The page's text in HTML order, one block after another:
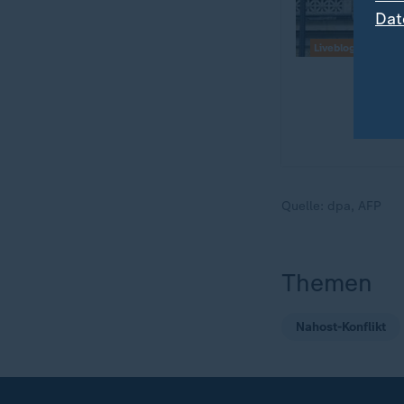
Liveblog
Themen
Nahost-Konflikt